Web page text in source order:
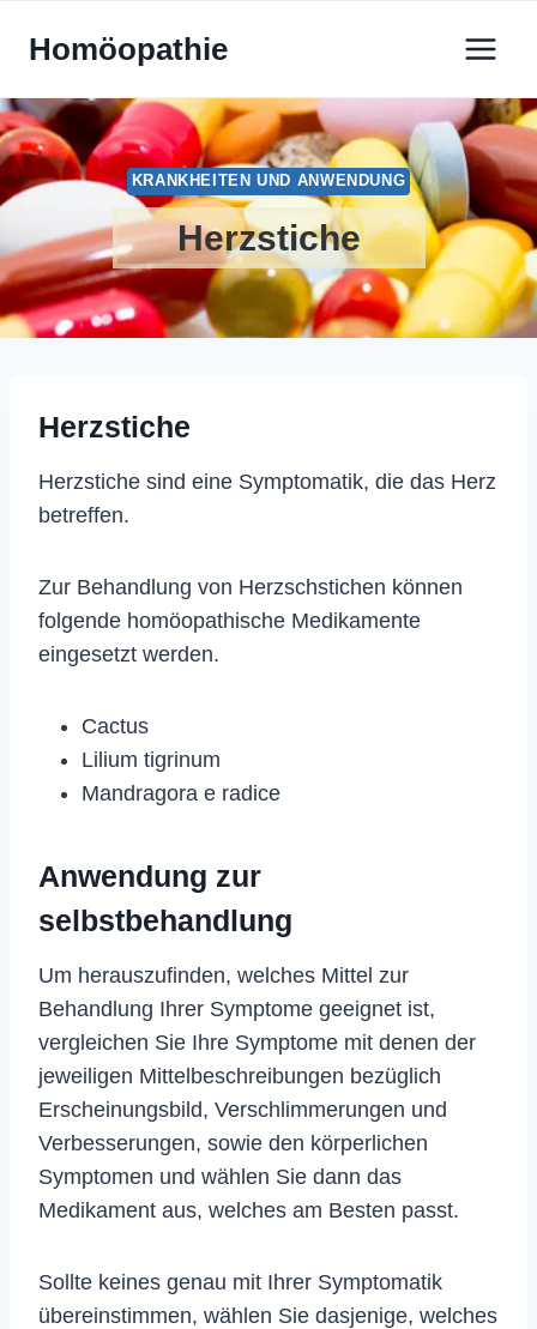
InhaltHomöopathie
KRANKHEITEN UND ANWENDUNG
Herzstiche
Herzstiche
Herzstiche sind eine Symptomatik, die das Herz
betreffen.
Zur Behandlung von Herzschstichen können
folgende homöopathische Medikamente
eingesetzt werden.
Cactus
Lilium tigrinum
Mandragora e radice
Anwendung zur
selbstbehandlung
Um herauszufinden, welches Mittel zur
Behandlung Ihrer Symptome geeignet ist,
vergleichen Sie Ihre Symptome mit denen der
jeweiligen Mittelbeschreibungen bezüglich
Erscheinungsbild, Verschlimmerungen und
Verbesserungen, sowie den körperlichen
Symptomen und wählen Sie dann das
Medikament aus, welches am Besten passt.
Sollte keines genau mit Ihrer Symptomatik
übereinstimmen, wählen Sie dasjenige, welches